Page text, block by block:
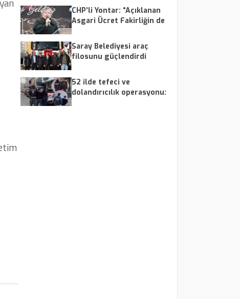
CHP’li Yontar: “Açıklanan
Asgari Ücret Fakirliğin de
Saray Belediyesi araç
filosunu güçlendirdi
52 ilde tefeci ve
dolandırıcılık operasyonu: